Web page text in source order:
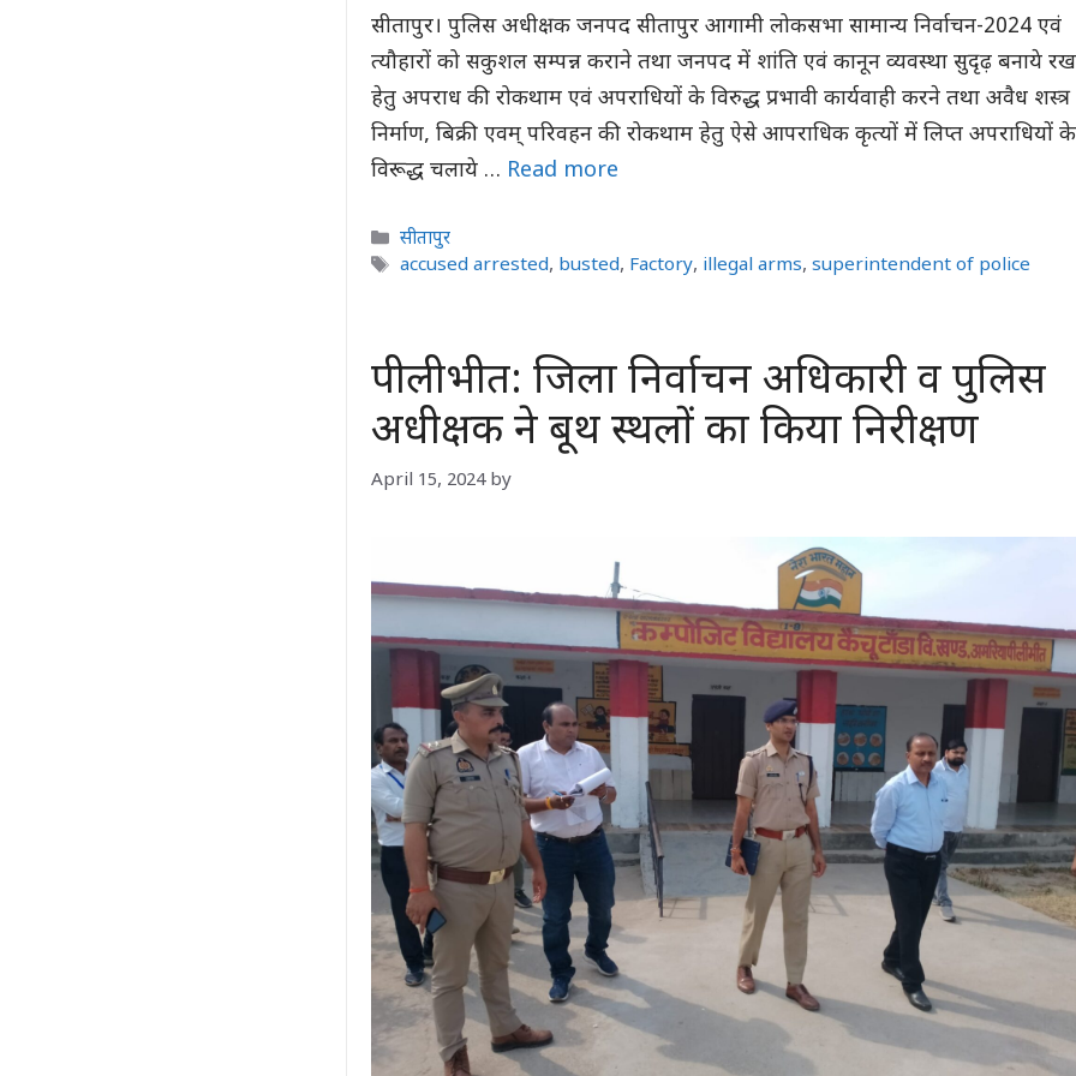
सीतापुर। पुलिस अधीक्षक जनपद सीतापुर आगामी लोकसभा सामान्य निर्वाचन-2024 एवं
त्यौहारों को सकुशल सम्पन्न कराने तथा जनपद में शांति एवं कानून व्यवस्था सुदृढ़ बनाये
हेतु अपराध की रोकथाम एवं अपराधियों के विरुद्ध प्रभावी कार्यवाही करने तथा अवैध शस्त्र
निर्माण, बिक्री एवम् परिवहन की रोकथाम हेतु ऐसे आपराधिक कृत्यों में लिप्त अपराधियों के
विरूद्ध चलाये … Read more
Categories
सीतापुर
Tags
accused arrested, busted, Factory, illegal arms,superintendent of police
पीलीभीत: जिला निर्वाचन अधिकारी व पुलिस
अधीक्षक ने बूथ स्थलों का किया निरीक्षण
April 15, 2024 by